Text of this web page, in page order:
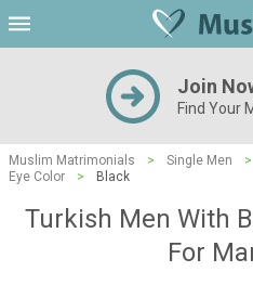
Join
Find Your
Muslim Matrimonials > Single Men >
Eye Color
> Black
Turkish Men With
For